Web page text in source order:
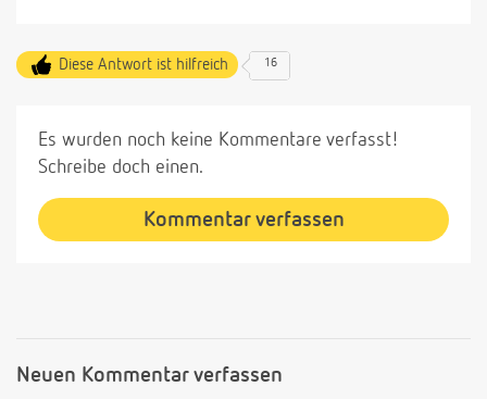
Diese Antwort ist hilfreich 16
Es wurden noch keine Kommentare verfasst!
Schreibe doch einen.
Kommentar verfassen
Neuen Kommentar verfassen